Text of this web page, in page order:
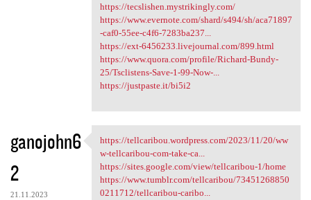
https://tecslishen.mystrikingly.com/
https://www.evernote.com/shard/s494/sh/aca71897
-caf0-55ee-c4f6-7283ba237...
https://ext-6456233.livejournal.com/899.html
https://www.quora.com/profile/Richard-Bundy-
25/Tsclistens-Save-1-99-Now-...
https://justpaste.it/bi5i2
ganojohn6
2
21.11.2023
https://tellcaribou.wordpress
https://tellcaribou.wordpress.com/2023/11/20/ww
w-tellcaribou-com-take-ca...
https://sites.google.com/view/tellcaribou-1/home
https://www.tumblr.com/tellcaribou/73451268850
0211712/tellcaribou-caribo...